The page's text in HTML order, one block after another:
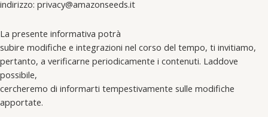
indirizzo: privacy@amazonseeds.it
La presente informativa potrà
subire modifiche e integrazioni nel corso del tempo, ti invitiamo,
pertanto, a verificarne periodicamente i contenuti. Laddove
possibile,
cercheremo di informarti tempestivamente sulle modifiche
apportate.